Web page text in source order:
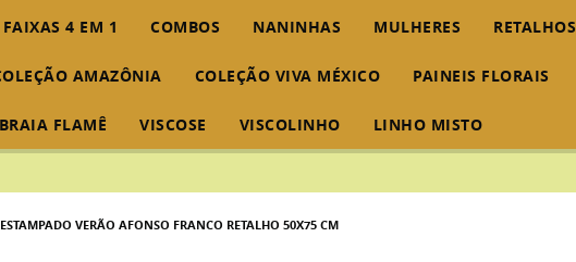
FAIXAS 4 EM 1 COMBOS NANINHAS MULHERES RETALHOS
AMAZÔNIA COLEÇÃO VIVA MÉXICO PAINEIS FLORAIS
FLAMÊ VISCOSE VISCOLINHO LINHO MISTO
VERÃO AFONSO FRANCO RETALHO 50X75 CM